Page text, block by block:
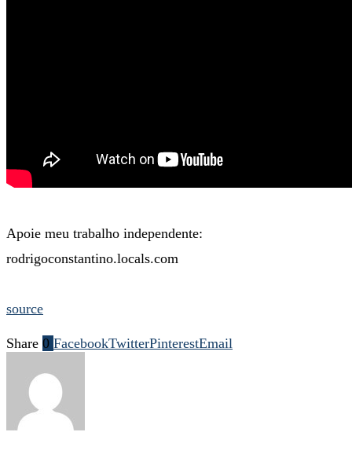
Apoie meu trabalho independente:
rodrigoconstantino.locals.com
source
Share 0 FacebookTwitterPinterestEmail